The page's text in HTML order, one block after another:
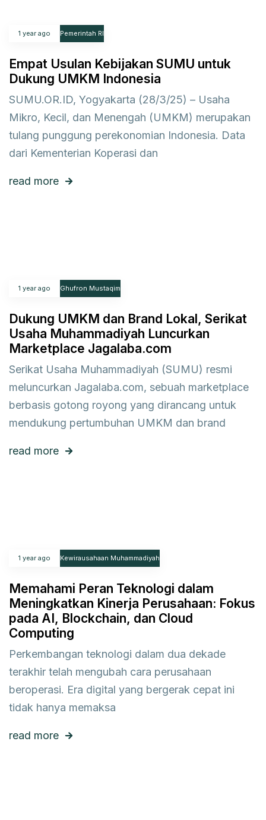
1 year ago Pemerintah RI
Empat Usulan Kebijakan SUMU untuk
Dukung UMKM Indonesia
SUMU.OR.ID, Yogyakarta (28/3/25) – Usaha
Mikro, Kecil, dan Menengah (UMKM) merupakan
tulang punggung perekonomian Indonesia. Data
dari Kementerian Koperasi dan
read more
1 year ago Ghufron Mustaqim
Dukung UMKM dan Brand Lokal, Serikat
Usaha Muhammadiyah Luncurkan
Marketplace Jagalaba.com
Serikat Usaha Muhammadiyah (SUMU) resmi
meluncurkan Jagalaba.com, sebuah marketplace
berbasis gotong royong yang dirancang untuk
mendukung pertumbuhan UMKM dan brand
read more
1 year ago Kewirausahaan Muhammadiyah
Memahami Peran Teknologi dalam
Meningkatkan Kinerja Perusahaan: Fokus
pada AI, Blockchain, dan Cloud
Computing
Perkembangan teknologi dalam dua dekade
terakhir telah mengubah cara perusahaan
beroperasi. Era digital yang bergerak cepat ini
tidak hanya memaksa
read more